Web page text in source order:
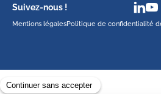
Suivez-nous !
Mentions légalesPolitique de confidentialité